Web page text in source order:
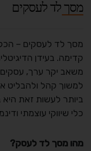
מסך לד לעסקים
מסך לד לעסקים –
קדימה. בעידן
משאב יקר ערך, עסקים
למשוך קהל ולהבליט
ביותר לעשות זאת
כלי שיווקי עוצמתי
מהו מסך לד לעסק?